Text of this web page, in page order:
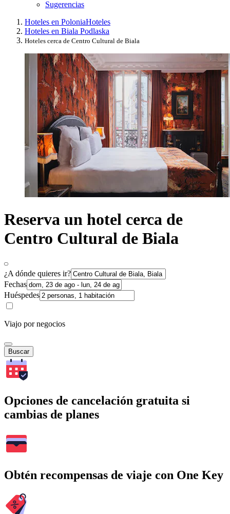
Sugerencias
Hoteles en PoloniaHoteles
Hoteles en Biala Podlaska
Hoteles cerca de Centro Cultural de Biala
Reserva un hotel cerca de
Centro Cultural de Biala
¿A dónde quieres ir?
Fechas
Huéspedes
Viajo por negocios
Buscar
Opciones de cancelación gratuita si
cambias de planes
Obtén recompensas de viaje con One Key